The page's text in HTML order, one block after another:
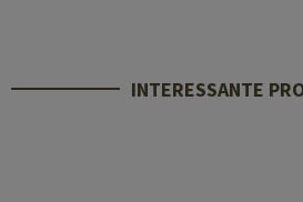
INTERESSANTE